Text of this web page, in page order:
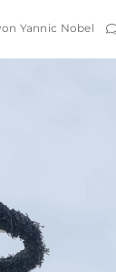
Yannic Nobel